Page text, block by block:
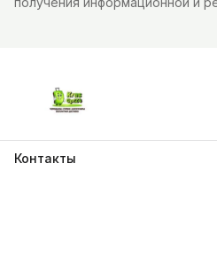
Контакты